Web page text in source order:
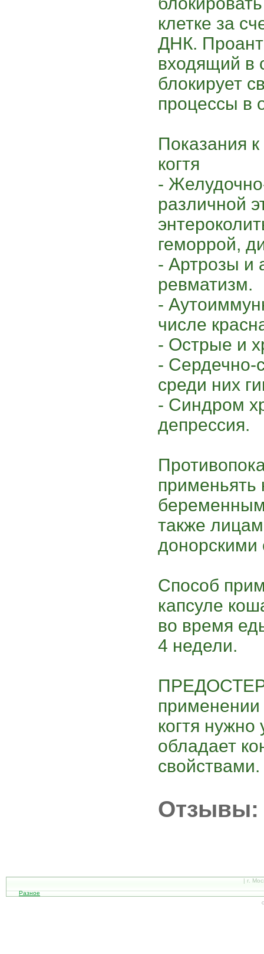
клетке за
ДНК.
входящий в
блокирует
процессы в
Показания
когтя
-
различной
геморрой,
- Артрозы и
ревматизм.
-
числе
- Острые и
- Сердечно-
среди них
- Синдром
депрессия.
применьять
также
донорскими
Способ
капсуле
во время
4 недели.
применении
когтя нужно
обладает
свойствами.
Отзывы:
| г.
Разное